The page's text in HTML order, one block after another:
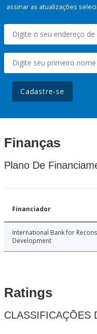
assinar as atualizações
Cadastre-se
Finanças
Plano De
Financiador
International Bank for
Development
Ratings
CLASSIFICAÇÕES